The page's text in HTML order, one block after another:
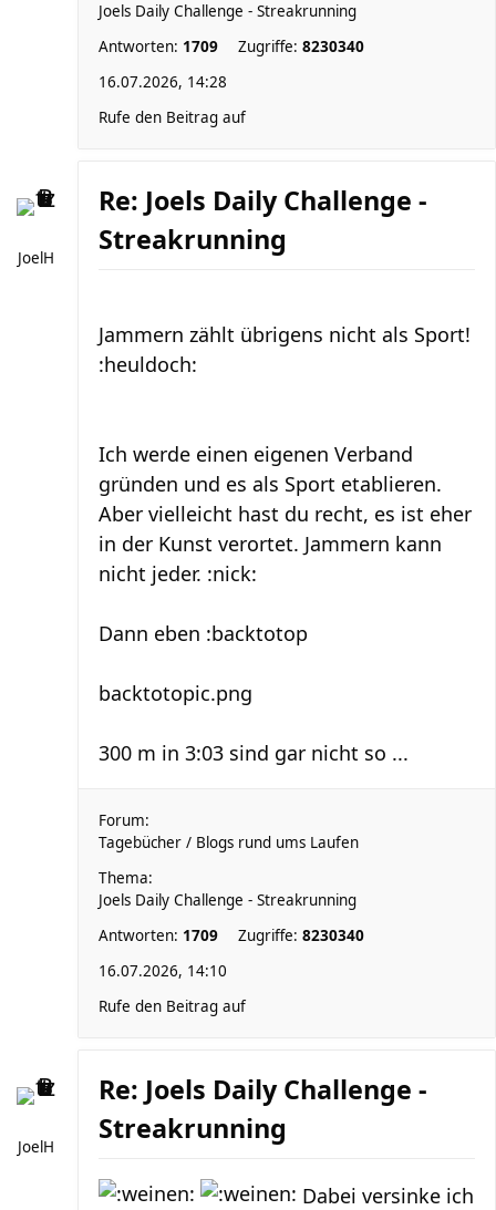
Joels Daily Challenge - Streakrunning
Antworten: 1709 Zugriffe: 8230340
16.07.2026, 14:28
Rufe den Beitrag auf
JoelH
Re: Joels Daily Challenge -
Streakrunning
Jammern zählt übrigens nicht als Sport!
:heuldoch:
Ich werde einen eigenen Verband
gründen und es als Sport etablieren.
Aber vielleicht hast du recht, es ist eher
in der Kunst verortet. Jammern kann
nicht jeder. :nick:
Dann eben :backtotop
backtotopic.png
300 m in 3:03 sind gar nicht so ...
Forum:
Tagebücher / Blogs rund ums Laufen
Thema:
Joels Daily Challenge - Streakrunning
Antworten: 1709 Zugriffe: 8230340
16.07.2026, 14:10
Rufe den Beitrag auf
JoelH
Re: Joels Daily Challenge -
Streakrunning
Dabei versinke ich